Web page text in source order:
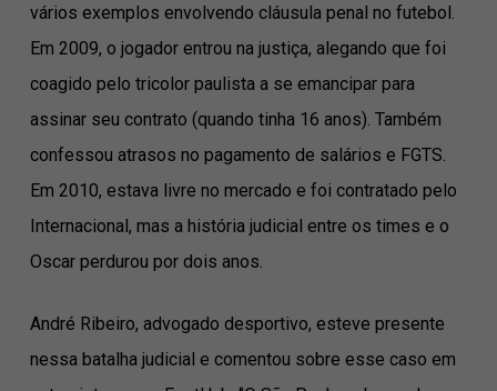
vários exemplos envolvendo cláusula penal no futebol.
Em 2009, o jogador entrou na justiça, alegando que foi
coagido pelo tricolor paulista a se emancipar para
assinar seu contrato (quando tinha 16 anos). Também
confessou atrasos no pagamento de salários e FGTS.
Em 2010, estava livre no mercado e foi contratado pelo
Internacional, mas a história judicial entre os times e o
Oscar perdurou por dois anos.
André Ribeiro, advogado desportivo, esteve presente
nessa batalha judicial e comentou sobre esse caso em